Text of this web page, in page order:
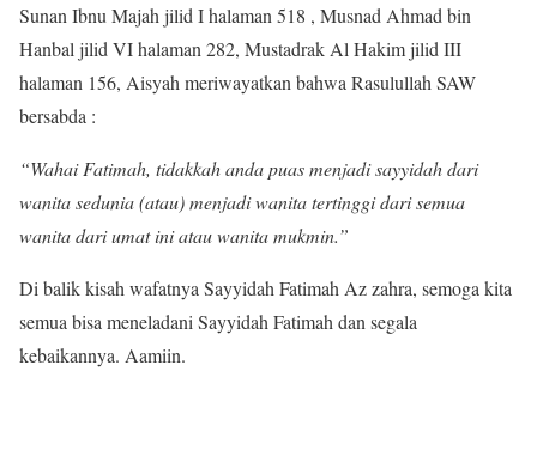
Sunan Ibnu Majah jilid I halaman 518 , Musnad Ahmad bin
Hanbal jilid VI halaman 282, Mustadrak Al Hakim jilid III
halaman 156, Aisyah meriwayatkan bahwa Rasulullah SAW
bersabda :
“Wahai Fatimah, tidakkah anda puas menjadi sayyidah dari
wanita sedunia (atau) menjadi wanita tertinggi dari semua
wanita dari umat ini atau wanita mukmin.”
Di balik kisah wafatnya Sayyidah Fatimah Az zahra, semoga kita
semua bisa meneladani Sayyidah Fatimah dan segala
kebaikannya. Aamiin.